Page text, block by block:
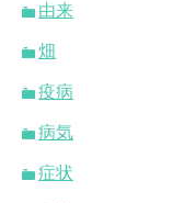
由来
畑
疫病
病気
症状